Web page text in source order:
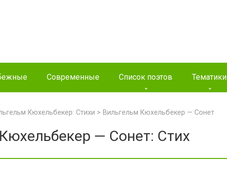
Современные Список поэтов Тематики
Кюхельбекер: Стихи > Вильгельм Кюхельбекер — Сонет
— Сонет: Стих